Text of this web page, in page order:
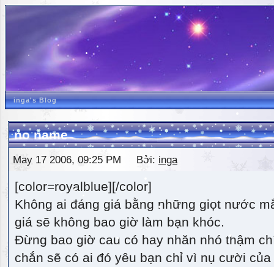
inga's Blog
no name
May 17 2006, 09:25 PM Bởi: inga
[color=royalblue][/color]
Không ai đáng giá bằng những giọt nước
giá sẽ không bao giờ làm bạn khóc.
Đừng bao giờ cau có hay nhăn nhó thậm
chắn sẽ có ai đó yêu bạn chỉ vì nụ cười